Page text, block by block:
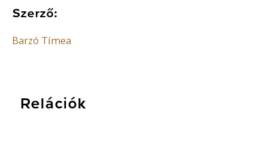
Szerző:
Barzó Tímea
Relációk